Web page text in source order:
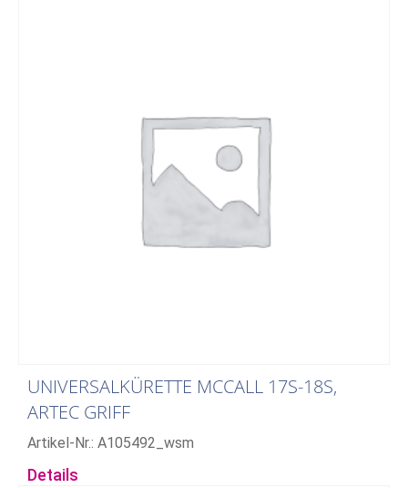
UNIVERSALKÜRETTE MCCALL 17S-18S,
ARTEC GRIFF
Artikel-Nr.: A105492_wsm
Details